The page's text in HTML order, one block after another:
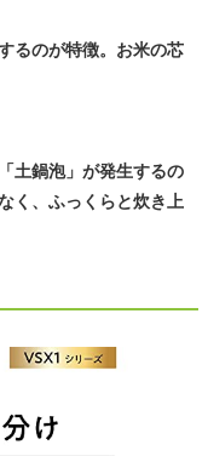
るのが特徴。お米の芯
土鍋泡」が発生するの
く、ふっくらと炊き上